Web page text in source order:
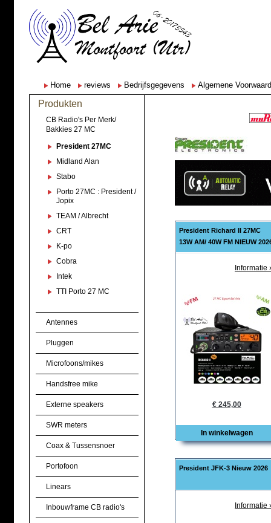
Home reviews Bedrijfsgegevens Algemene
Produkten
CB Radio's Per Merk/
Bakkies 27 MC
President 27MC
Midland Alan
Stabo
Porto 27MC : President /
Jopix
TEAM / Albrecht
CRT
K-po
Cobra
Intek
TTI Porto 27 MC
Antennes
Pluggen
Microfoons/mikes
Handsfree mike
Externe speakers
SWR meters
Coax & Tussensnoer
Portofoon
Linears
Inbouwframe CB radio's
President Richard II 27MC
13W AM/ 40W FM NIEUW
Informatie
€ 245,00
In winkelwagen
President JFK-3 Nieuw 2026
Informatie